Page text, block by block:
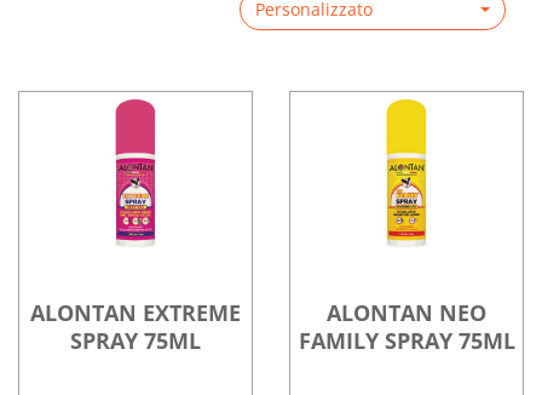
Personalizzato
ALONTAN EXTREME
SPRAY 75ML
ALONTAN NEO
FAMILY SPRAY 75ML